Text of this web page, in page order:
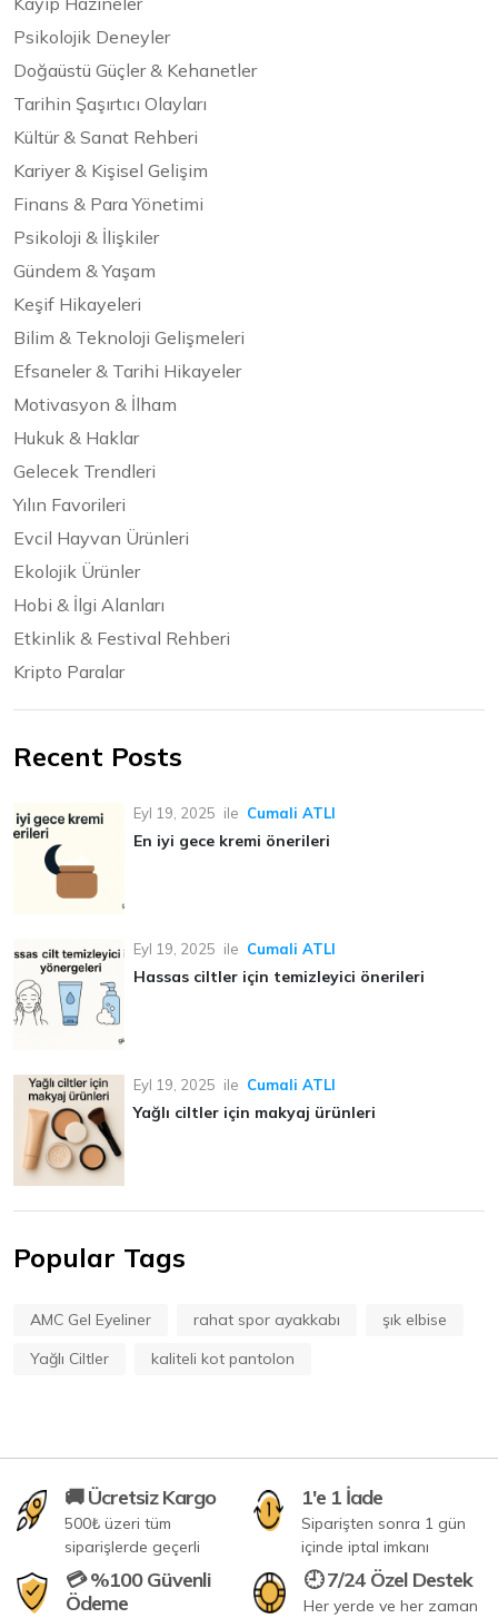
Psikolojik Deneyler
Doğaüstü Güçler & Kehanetler
Tarihin Şaşırtıcı Olayları
Kültür & Sanat Rehberi
Kariyer & Kişisel Gelişim
Finans & Para Yönetimi
Psikoloji & İlişkiler
Gündem & Yaşam
Keşif Hikayeleri
Bilim & Teknoloji Gelişmeleri
Efsaneler & Tarihi Hikayeler
Motivasyon & İlham
Hukuk & Haklar
Gelecek Trendleri
Yılın Favorileri
Evcil Hayvan Ürünleri
Ekolojik Ürünler
Hobi & İlgi Alanları
Etkinlik & Festival Rehberi
Kripto Paralar
Recent Posts
Eyl 19, 2025 ile Cumali ATLI
En iyi gece kremi önerileri
Eyl 19, 2025 ile Cumali ATLI
Hassas ciltler için temizleyici önerileri
Eyl 19, 2025 ile Cumali ATLI
Yağlı ciltler için makyaj ürünleri
Popular Tags
AMC Gel Eyeliner rahat spor ayakkabı
şık elbise
Yağlı Ciltler
kaliteli kot pantolon
🚚 Ücretsiz Kargo
500₺ üzeri tüm
siparişlerde geçerli
1'e 1 İade
Siparişten sonra 1 gün
içinde iptal imkanı
💳 %100 Güvenli
Ödeme
🕘 7/24 Özel Destek
Her yerde ve her zaman